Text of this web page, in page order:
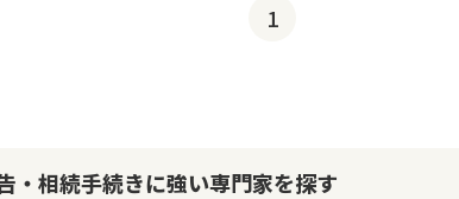
1
・相続手続きに強い専門家を探す